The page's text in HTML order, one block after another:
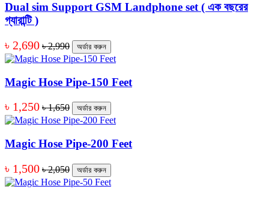
Dual sim Support GSM Landphone set ( এক বছরের
গ্যারান্টি )
৳ 2,690 ৳ 2,990 অর্ডার করুন
Magic Hose Pipe-150 Feet
৳ 1,250 ৳ 1,650 অর্ডার করুন
Magic Hose Pipe-200 Feet
৳ 1,500 ৳ 2,050 অর্ডার করুন